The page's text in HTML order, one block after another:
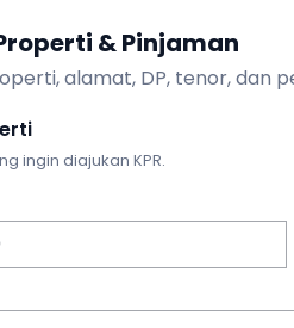
& Pinjaman
alamat, DP, tenor, dan
ingin diajukan KPR.